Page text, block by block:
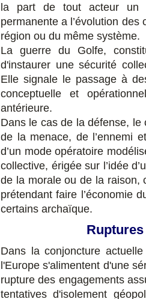
la part de tout acteur un
permanente a l’évolution
région ou du même système.
La guerre du Golfe,
d'instaurer une sécurité
Elle signale le passage à
conceptuelle et
antérieure.
Dans le cas de la défense,
de la menace, de l’ennemi
d’un mode opératoire
collective, érigée sur l’idée
de la morale ou de la raison,
prétendant faire l’économie
certains archaïque.
Dans la conjoncture
l'Europe s'alimentent d'une
rupture des engagements
tentatives d'isolement